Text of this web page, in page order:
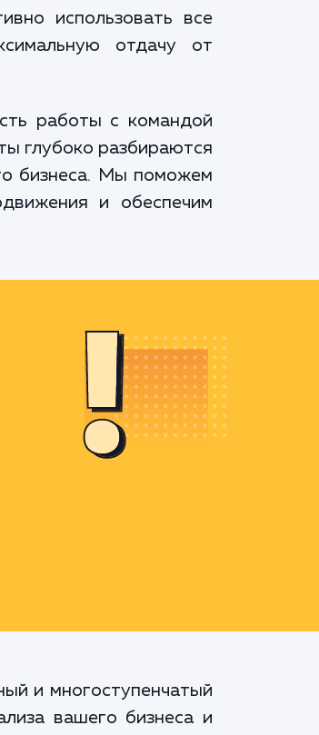
использовать все
отдачу от
работы с командой
глубоко разбираются
бизнеса. Мы поможем
и обеспечим
и многоступенчатый
вашего бизнеса и